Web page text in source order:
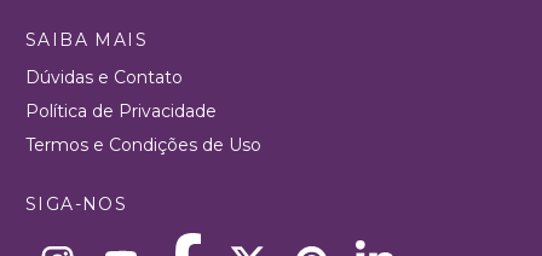
SAIBA MAIS
Dúvidas e Contato
Política de Privacidade
Termos e Condições de Uso
SIGA-NOS